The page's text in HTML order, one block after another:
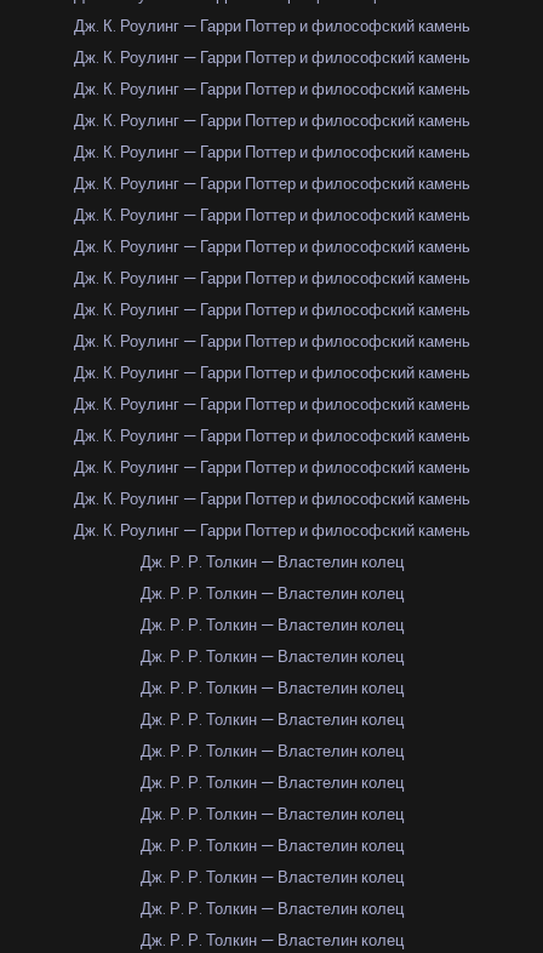
Дж. К. Роулинг — Гарри Поттер и философский камень
Дж. К. Роулинг — Гарри Поттер и философский камень
Дж. К. Роулинг — Гарри Поттер и философский камень
Дж. К. Роулинг — Гарри Поттер и философский камень
Дж. К. Роулинг — Гарри Поттер и философский камень
Дж. К. Роулинг — Гарри Поттер и философский камень
Дж. К. Роулинг — Гарри Поттер и философский камень
Дж. К. Роулинг — Гарри Поттер и философский камень
Дж. К. Роулинг — Гарри Поттер и философский камень
Дж. К. Роулинг — Гарри Поттер и философский камень
Дж. К. Роулинг — Гарри Поттер и философский камень
Дж. К. Роулинг — Гарри Поттер и философский камень
Дж. К. Роулинг — Гарри Поттер и философский камень
Дж. К. Роулинг — Гарри Поттер и философский камень
Дж. К. Роулинг — Гарри Поттер и философский камень
Дж. К. Роулинг — Гарри Поттер и философский камень
Дж. К. Роулинг — Гарри Поттер и философский камень
Дж. Р. Р. Толкин — Властелин колец
Дж. Р. Р. Толкин — Властелин колец
Дж. Р. Р. Толкин — Властелин колец
Дж. Р. Р. Толкин — Властелин колец
Дж. Р. Р. Толкин — Властелин колец
Дж. Р. Р. Толкин — Властелин колец
Дж. Р. Р. Толкин — Властелин колец
Дж. Р. Р. Толкин — Властелин колец
Дж. Р. Р. Толкин — Властелин колец
Дж. Р. Р. Толкин — Властелин колец
Дж. Р. Р. Толкин — Властелин колец
Дж. Р. Р. Толкин — Властелин колец
Дж. Р. Р. Толкин — Властелин колец